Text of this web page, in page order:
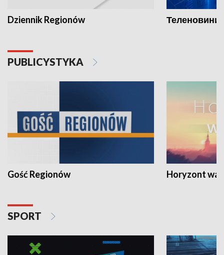
Dziennik Regionów Теленовини
PUBLICYSTYKA
Gość Regionów Horyzont
SPORT